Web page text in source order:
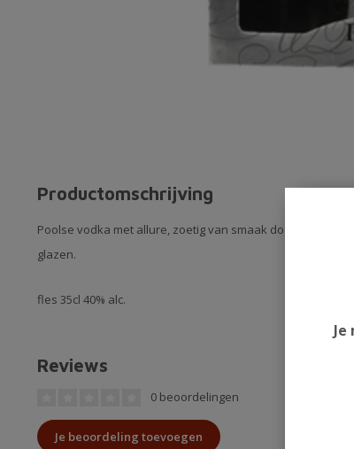
Productomschrijving
Poolse vodka met allure, zoetig van smaak door gebruik
glazen.
fles 35cl 40% alc.
Reviews
0 beoordelingen
Je beoordeling toevoegen